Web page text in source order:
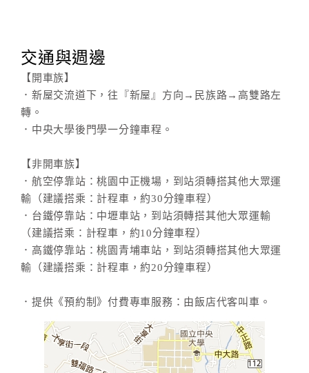
交通與週邊
【開車族】
．新屋交流道下，往『新屋』方向→民族路→高雙路左
轉。
．中央大學後門學一分鐘車程。
【非開車族】
．航空停靠站：桃園中正機場，到站須轉搭其他大眾運
輸（建議搭乘：計程車，約30分鐘車程）
．台鐵停靠站：中壢車站，到站須轉搭其他大眾運輸
（建議搭乘：計程車，約10分鐘車程）
．高鐵停靠站：桃園青埔車站，到站須轉搭其他大眾運
輸（建議搭乘：計程車，約20分鐘車程）
．提供《預約制》付費專車服務：由飯店代客叫車。